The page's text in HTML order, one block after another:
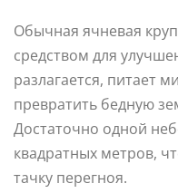
Обычная ячневая
средством для
разлагается, питает
превратить бедную
Достаточно одной
квадратных метров,
тачку перегноя.